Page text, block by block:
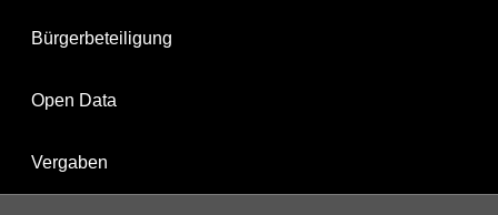
Bürgerbeteiligung
Open Data
Vergaben